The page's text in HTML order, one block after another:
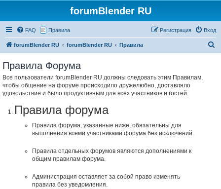
forumBlender RU
FAQ Правила Вход
Регистрация
forumBlender RU forumBlender RU Правила
Правила Форума
Все пользователи forumBlender RU должны следовать этим Правилам,
чтобы общение на форуме происходило дружелюбно, доставляло
удовольствие и было продуктивным для всех участников и гостей.
Правила форума
Правила форума, указанные ниже, обязательны для
выполнения всеми участниками форума без исключений.
Правила отдельных форумов являются дополнениями к
общим правилам форума.
Администрация оставляет за собой право изменять
правила без уведомления.